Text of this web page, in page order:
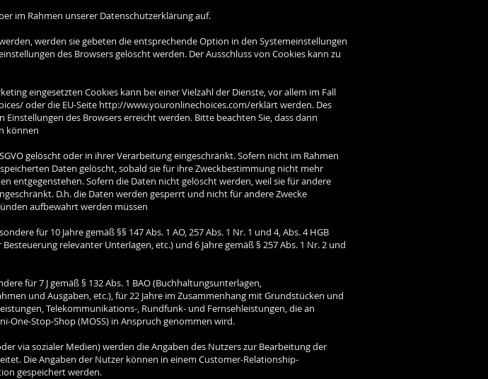
im Rahmen unserer Datenschutzerklärung auf.
werden sie gebeten die entsprechende Option in den Systemeinstellungen
des Browsers gelöscht werden. Der Ausschluss von Cookies kann zu
eingesetzten Cookies kann bei einer Vielzahl der Dienste, vor allem im Fall
oder die EU-Seite http://www.youronlinechoices.com/erklärt werden. Des
des Browsers erreicht werden. Bitte beachten Sie, dass dann
können
gelöscht oder in ihrer Verarbeitung eingeschränkt. Sofern nicht im Rahmen
Daten gelöscht, sobald sie für ihre Zweckbestimmung nicht mehr
entgegenstehen. Sofern die Daten nicht gelöscht werden, weil sie für andere
D.h. die Daten werden gesperrt und nicht für andere Zwecke
aufbewahrt werden müssen
für 10 Jahre gemäß §§ 147 Abs. 1 AO, 257 Abs. 1 Nr. 1 und 4, Abs. 4 HGB
relevanter Unterlagen, etc.) und 6 Jahre gemäß § 257 Abs. 1 Nr. 2 und
für 7 J gemäß § 132 Abs. 1 BAO (Buchhaltungsunterlagen,
und Ausgaben, etc.), für 22 Jahre im Zusammenhang mit Grundstücken und
Telekommunikations-, Rundfunk- und Fernsehleistungen, die an
Stop-Shop (MOSS) in Anspruch genommen wird.
via sozialer Medien) werden die Angaben des Nutzers zur Bearbeitung der
Die Angaben der Nutzer können in einem Customer-Relationship-
gespeichert werden.